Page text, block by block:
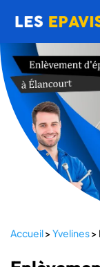
Accueil>Yvelines>